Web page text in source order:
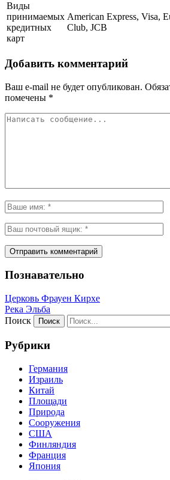
Виды
принимаемых
кредитных
карт
American Express, Visa,
Club, JCB
Добавить комментарий
Ваш e-mail не будет опубликован.
помечены *
Познавательно
Церковь Фрауен Кирхе
Река Эльба
Поиск
Рубрики
Германия
Израиль
Китай
Площади
Природа
Сооружения
США
Финляндия
Франция
Япония